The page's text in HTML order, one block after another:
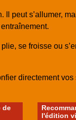
Il peut s’allumer,
se froisse ou
directement
de
l'édition